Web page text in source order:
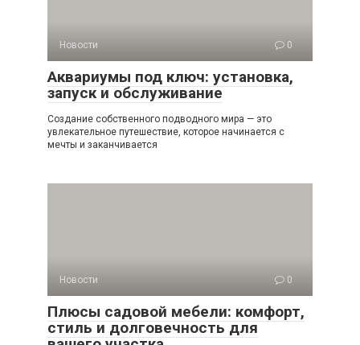
Новости 0
Аквариумы под ключ: установка,
запуск и обслуживание
Создание собственного подводного мира — это
увлекательное путешествие, которое начинается с
мечты и заканчивается
Новости 0
Плюсы садовой мебели: комфорт,
стиль и долговечность для